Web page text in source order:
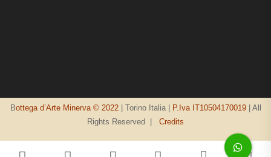
Bottega d’Arte Minerva © 2022| Torino Italia | P.Iva IT10504170019| All
Rights Reserved | Credits